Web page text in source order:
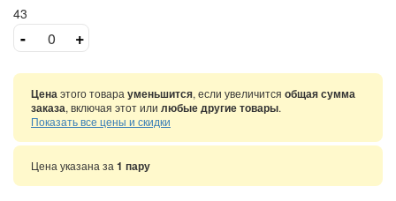
43
- +
Ценаэтого товара уменьшится, если увеличится общая сумма
заказа, включая этот или любые другие товары.
Показать все цены и скидки
Цена указана за 1 пару